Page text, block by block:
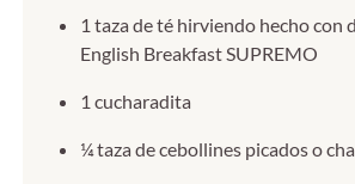
1 taza de té hirviendo hecho con
English Breakfast SUPREMO
1 cucharadita
¼ taza de cebollines picados o